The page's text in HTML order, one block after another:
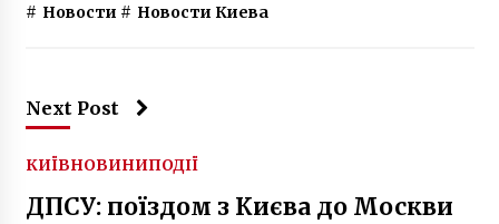
# Новости # Новости Киева
Next Post
КИЇВНОВИНИПОДІЇ
ДПСУ: поїздом з Києва до Москви